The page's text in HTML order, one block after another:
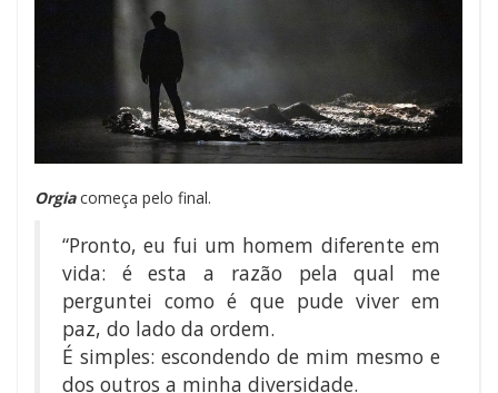
Orgiacomeça pelo final.
“Pronto, eu fui um homem diferente em
vida: é esta a razão pela qual me
perguntei como é que pude viver em
paz, do lado da ordem.
É simples: escondendo de mim mesmo e
dos outros a minha diversidade.